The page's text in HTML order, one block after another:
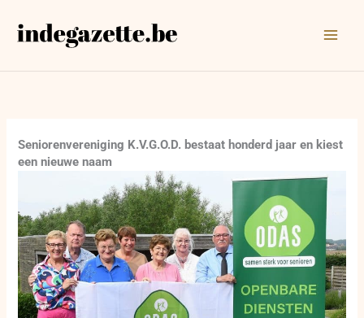
naar
Seniorenvereniging K.V.G.O.D. bestaat honderd jaar en kiest
een nieuwe naam